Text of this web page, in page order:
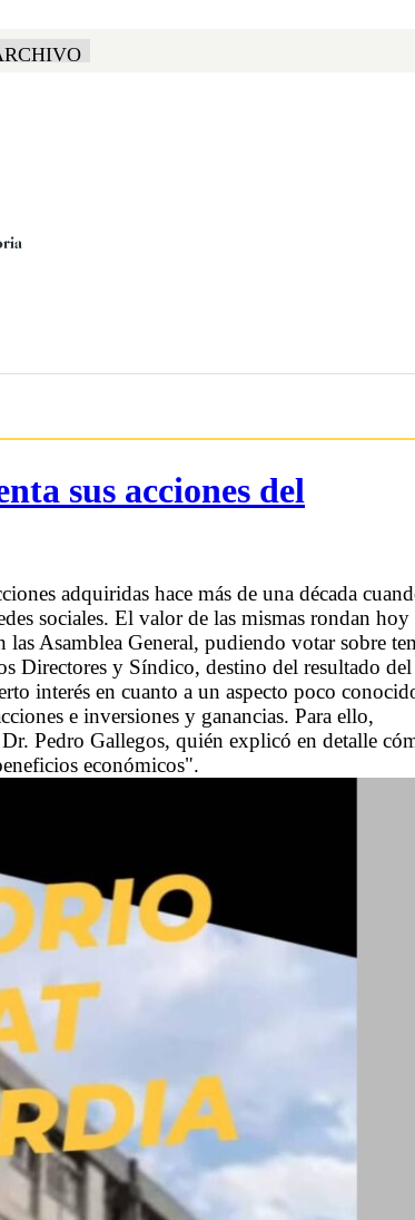
sus acciones del
adquiridas hace más de una década
sociales. El valor de las mismas rondan hoy
Asamblea General, pudiendo votar sobre
Directores y Síndico, destino del resultado del
interés en cuanto a un aspecto poco
e inversiones y ganancias. Para ello,
Pedro Gallegos, quién explicó en detalle
económicos".